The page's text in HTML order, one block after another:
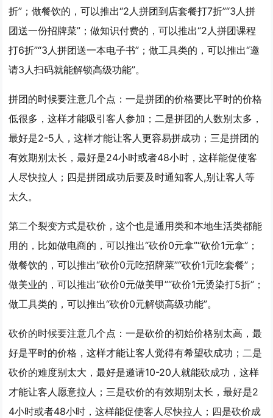
折”；做餐饮的，可以推出“2人拼团到店套餐打7折”“3人拼
团送一份招牌菜”；做知识付费的，可以推出“2人拼团课程
打6折”“3人拼团送一本电子书”；做工具类的，可以推出“邀
请3人扫码就能解锁高级功能”。
拼团的时候要注意几个点：一是拼团的价格要比平时的价格
低很多，这样才能吸引客人参加；二是拼团的人数别太多，
最好是2-5人，这样才能让客人更容易拼成功；三是拼团的
有效期别太长，最好是24小时或者48小时，这样能促使客
人尽快拉人；四是拼团成功后要及时通知客人,别让客人等
太久。
第二个裂变方式是砍价 ，这个也是通用类和本地生活类都能
用的，比如做电商的，可以推出“砍价0元拿”“砍价1元拿”；
做餐饮的，可以推出“砍价0元吃招牌菜”“砍价1元吃套餐”；
做美业的，可以推出“砍价0元做美甲”“砍价1元烫染打5折”；
做工具类的，可以推出“砍价0元解锁高级功能”。
砍价的时候要注意几个点：一是砍价的初始价格别太高，最
好是平时的价格，这样才能让客人觉得有希望砍成功；二是
砍价的难度别太大，最好是邀请10-20人就能砍成功，这样
才能让客人愿意拉人；三是砍价的有效期别太长，最好是2
4小时或者48小时，这样能促使客人尽快拉人；四是砍价成